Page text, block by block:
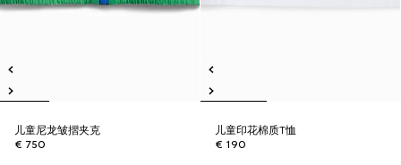
儿童尼龙皱摺夹克
€ 750
儿童印花棉质T恤
€ 190